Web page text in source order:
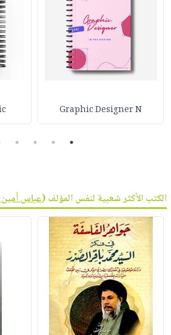
أطفال
فيديوهات
أسئلة
طرحها
وفرات
التسوق
الإصدارات
Graphic Designer N
1
2
3
4
الكتب الأكثر شعبية لنفس المؤلف (عباس